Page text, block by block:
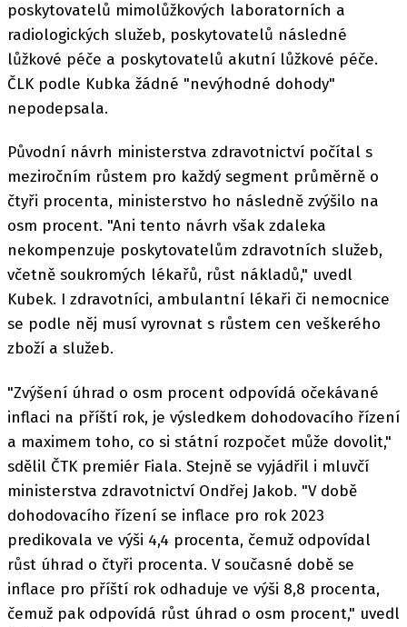
poskytovatelů mimolůžkových laboratorních a
radiologických služeb, poskytovatelů následné
lůžkové péče a poskytovatelů akutní lůžkové péče.
ČLK podle Kubka žádné "nevýhodné dohody"
nepodepsala.
Původní návrh ministerstva zdravotnictví počítal s
meziročním růstem pro každý segment průměrně o
čtyři procenta, ministerstvo ho následně zvýšilo na
osm procent. "Ani tento návrh však zdaleka
nekompenzuje poskytovatelům zdravotních služeb,
včetně soukromých lékařů, růst nákladů," uvedl
Kubek. I zdravotníci, ambulantní lékaři či nemocnice
se podle něj musí vyrovnat s růstem cen veškerého
zboží a služeb.
"Zvýšení úhrad o osm procent odpovídá očekávané
inflaci na příští rok, je výsledkem dohodovacího řízení
a maximem toho, co si státní rozpočet může dovolit,"
sdělil ČTK premiér Fiala. Stejně se vyjádřil i mluvčí
ministerstva zdravotnictví Ondřej Jakob. "V době
dohodovacího řízení se inflace pro rok 2023
predikovala ve výši 4,4 procenta, čemuž odpovídal
růst úhrad o čtyři procenta. V současné době se
inflace pro příští rok odhaduje ve výši 8,8 procenta,
čemuž pak odpovídá růst úhrad o osm procent," uvedl